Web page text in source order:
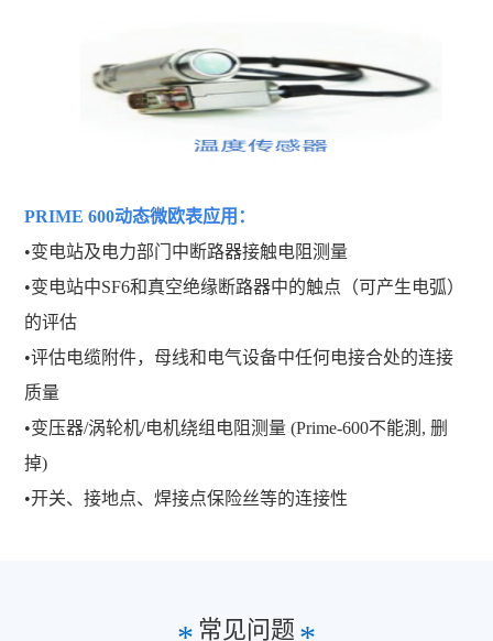
PRIME 600动态微欧表应用：
•变电站及电力部门中断路器接触电阻测量
•变电站中SF6和真空绝缘断路器中的触点（可产生电弧）
的评估
•评估电缆附件，母线和电气设备中任何电接合处的连接
质量
•变压器/涡轮机/电机绕组电阻测量 (Prime-600不能測, 删
掉)
•开关、接地点、焊接点保险丝等的连接性
常见问题